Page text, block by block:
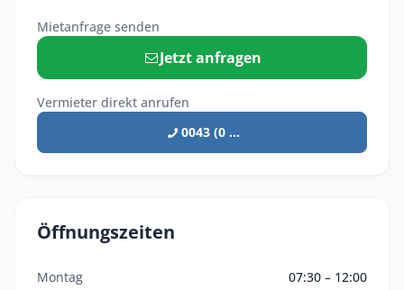
Mietanfrage senden
Jetzt anfragen
Vermieter direkt anrufen
0043 (0 ...
Öffnungszeiten
Montag
07:30 – 12:00